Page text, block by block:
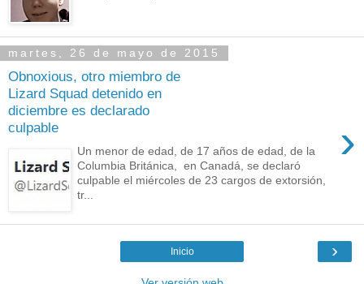
martes, 26 de mayo de 2015
Obnoxious, otro miembro de
Lizard Squad detenido en
diciembre es declarado
culpable
›
Un menor de edad, de 17 años de edad, de la
Columbia Británica, en Canadá, se declaró
culpable el miércoles de 23 cargos de extorsión,
tr...
›
Inicio